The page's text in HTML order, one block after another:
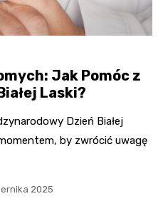
Jak Pomóc z
Laski?
Dzień Białej
by zwrócić uwagę
2025